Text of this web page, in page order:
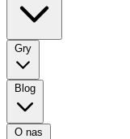
Gry
Blog
O nas